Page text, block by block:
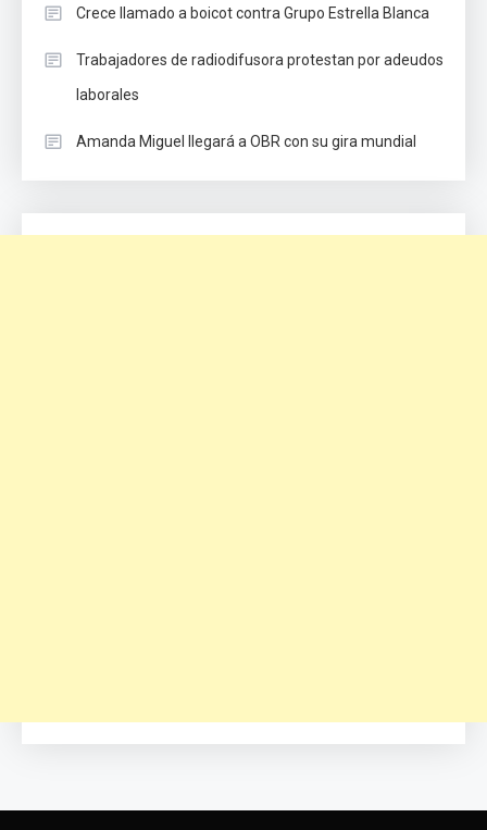
Crece llamado a boicot contra Grupo Estrella Blanca
Trabajadores de radiodifusora protestan por adeudos
laborales
Amanda Miguel llegará a OBR con su gira mundial